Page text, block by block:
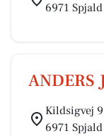
6971 Spjald
ANDERS
Kildsigvej
6971 Spjald